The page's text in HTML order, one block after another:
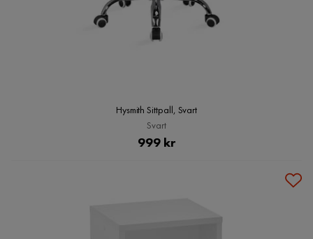
Hysmith Sittpall, Svart
Svart
Pris
999 kr